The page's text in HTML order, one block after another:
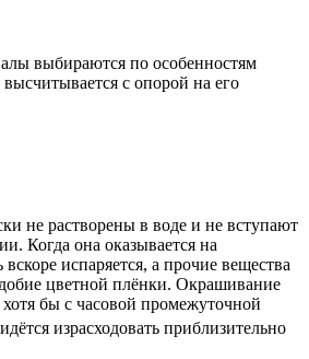
выбираются по особенностям
с опорой на его
не растворены в воде и не вступают
Когда она оказывается на
испаряется, а прочие вещества
цветной плёнки. Окрашивание
хотя бы с часовой промежуточной
израсходовать приблизительно